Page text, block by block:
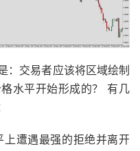
：交易者应该将区域绘制
水平开始形成的？ 有几
遭遇最强的拒绝并离开